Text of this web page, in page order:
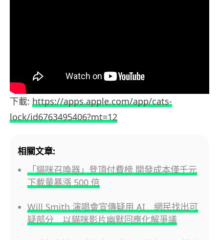
下載: https://apps.apple.com/app/cats-
lock/id6763495406?mt=12
相關文章:
「貓咪召喚器」登頂付費榜 開發成本僅千元
下載量暴漲 500 倍
Will Smith 演唱會宣傳疑用 AI 網民找出可
疑部分 以貓咪影片幽默回應化解爭議